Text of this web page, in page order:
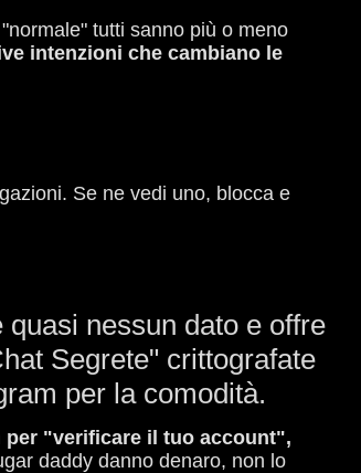
tutti sanno più o meno
intenzioni che cambiano le
Se ne vedi uno, blocca e
nessun dato e offre
Segrete" crittografate
per la comodità.
per "verificare il tuo account",
daddy danno denaro, non lo